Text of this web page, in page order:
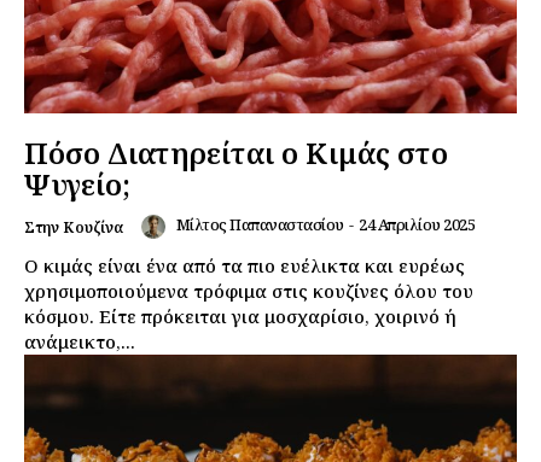
Πόσο Διατηρείται ο Κιμάς στο
Ψυγείο;
Στην Κουζίνα Μίλτος Παπαναστασίου - 24 Απριλίου 2025
Ο κιμάς είναι ένα από τα πιο ευέλικτα και ευρέως
χρησιμοποιούμενα τρόφιμα στις κουζίνες όλου του
κόσμου. Είτε πρόκειται για μοσχαρίσιο, χοιρινό ή
ανάμεικτο,...